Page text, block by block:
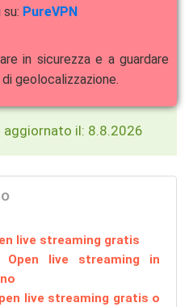
PureVPN
in sicurezza e a guardare
geolocalizzazione.
il: 8.8.2026
live streaming gratis
Open live streaming in
live streaming gratis o